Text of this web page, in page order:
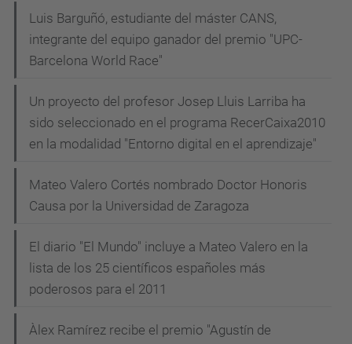
Luis Barguñó, estudiante del máster CANS,
integrante del equipo ganador del premio "UPC-
Barcelona World Race"
Un proyecto del profesor Josep Lluis Larriba ha
sido seleccionado en el programa RecerCaixa2010
en la modalidad "Entorno digital en el aprendizaje"
Mateo Valero Cortés nombrado Doctor Honoris
Causa por la Universidad de Zaragoza
El diario "El Mundo" incluye a Mateo Valero en la
lista de los 25 científicos españoles más
poderosos para el 2011
Àlex Ramírez recibe el premio "Agustín de